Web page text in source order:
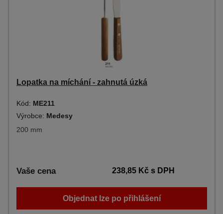
Lopatka na míchání - zahnutá úzká
Kód: ME211
Výrobce: Medesy
200 mm
Vaše cena 238,85 Kčs DPH
Objednat lze po přihlášení